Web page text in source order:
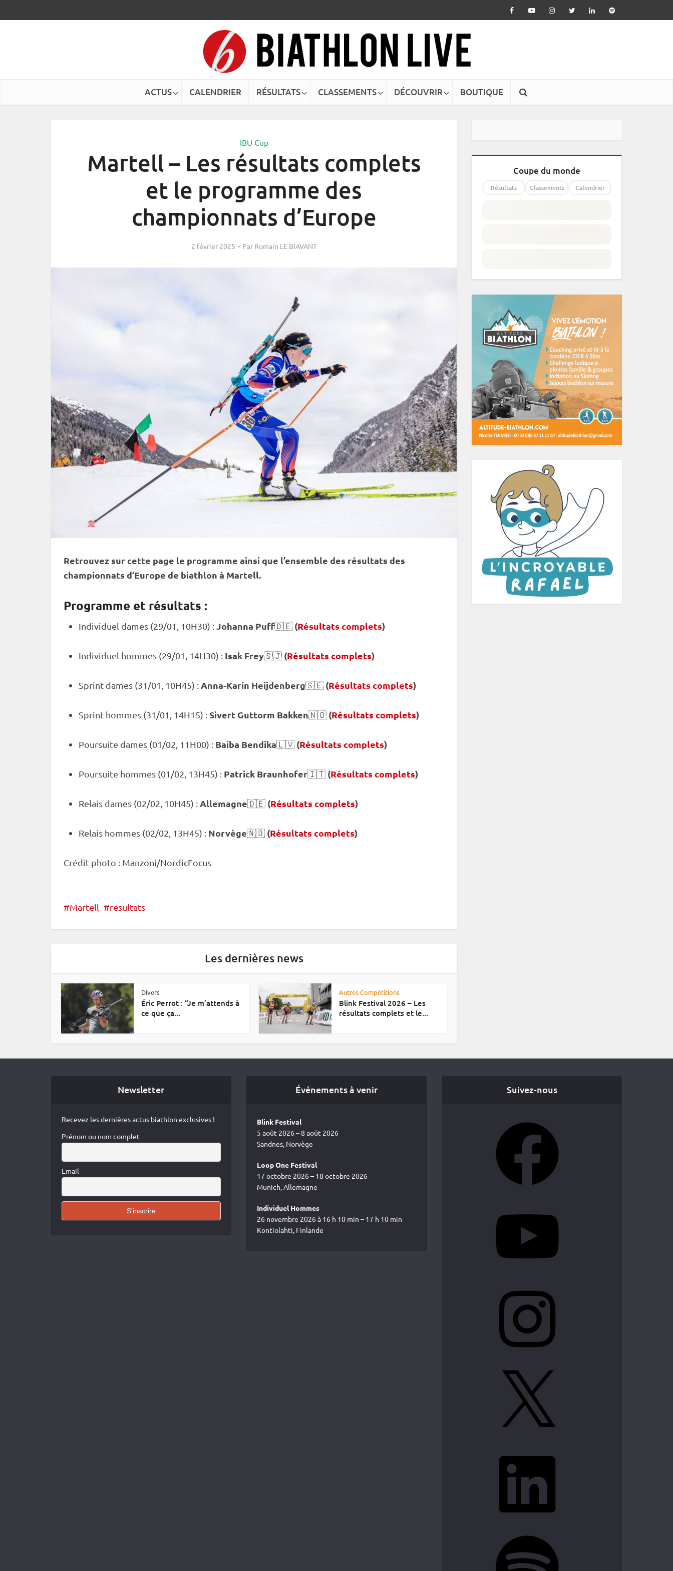
ACTUS CALENDRIER RÉSULTATS CLASSEMENTS DÉCOUVRIR BOUTIQUE
IBU Cup
Martell – Les résultats complets
et le programme des
championnats d’Europe
2 février 2025 Par Romain LE BIAVANT
Retrouvez sur cette page le programme ainsi que l’ensemble des résultats des
championnats d’Europe de biathlon à Martell.
Programme et résultats :
Individuel dames (29/01, 10H30) :Johanna Puff🇩🇪 (Résultats complets)
Individuel hommes (29/01, 14H30) : Isak Frey🇸🇯 (Résultats complets)
Sprint dames (31/01, 10H45) :Anna-Karin Heijdenberg🇸🇪 (Résultats complets)
Sprint hommes (31/01, 14H15) : Sivert Guttorm Bakken🇳🇴 (Résultats complets)
Poursuite dames (01/02, 11H00) : Baiba Bendika🇱🇻 (Résultats complets)
Poursuite hommes (01/02, 13H45) : Patrick Braunhofer🇮🇹 (Résultats complets)
Relais dames (02/02, 10H45) :Allemagne🇩🇪 (Résultats complets)
Relais hommes (02/02, 13H45) : Norvège🇳🇴 (Résultats complets)
Crédit photo : Manzoni/NordicFocus
Martell resultats
Les dernières news
Divers
Éric Perrot : “Je m’attends à
ce que ça...
Autres Compétitions
Blink Festival 2026 – Les
résultats complets et le...
Coupe du monde
Résultats Classements Calendrier
Newsletter
Recevez les dernières actus biathlon exclusives !
Prénom ou nom complet
Email
Événements à venir
Blink Festival
5 août 2026 – 8 août 2026
Sandnes, Norvège
Loop One Festival
17 octobre 2026 – 18 octobre 2026
Munich, Allemagne
Individuel Hommes
26 novembre 2026 à 16 h 10 min – 17 h 10 min
Kontiolahti, Finlande
Suivez-nous